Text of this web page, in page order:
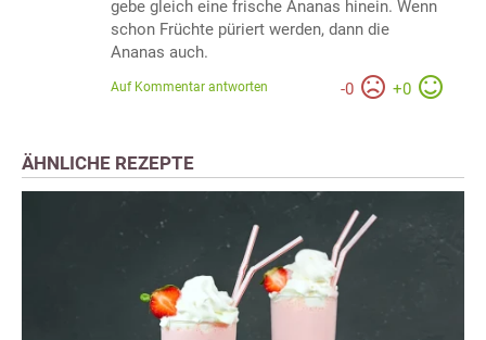
gebe gleich eine frische Ananas hinein. Wenn
schon Früchte püriert werden, dann die
Ananas auch.
-0 +0
Auf Kommentar antworten
ÄHNLICHE REZEPTE